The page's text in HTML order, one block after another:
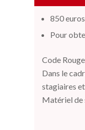
850
Pour
Code
Dans le
stagiaires
Matériel de